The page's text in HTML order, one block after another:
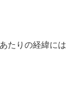
たりの経緯には